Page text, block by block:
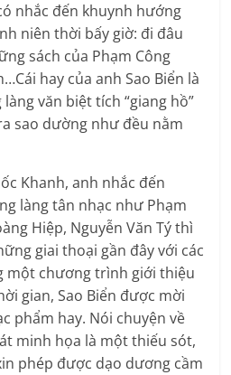
nhắc đến khuynh hướng
niên thời bấy giờ: đi đâu
sách của Phạm Công
hay của anh Sao Biển là
văn biệt tích “giang hồ”
sao dường như đều nằm
Khanh, anh nhắc đến
làng tân nhạc như Phạm
Hiệp, Nguyễn Văn Tý thì
giai thoại gần đây với các
một chương trình giới thiệu
gian, Sao Biển được mời
phẩm hay. Nói chuyện về
minh họa là một thiếu sót,
phép được dạo dương cầm